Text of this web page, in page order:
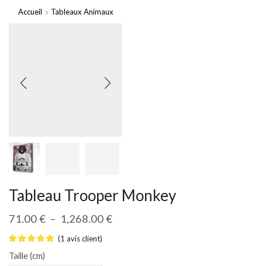
Accueil Tableaux Animaux
Tableau Trooper Monkey
71.00€ – 1,268.00€
(1 avis client)
Taille (cm)